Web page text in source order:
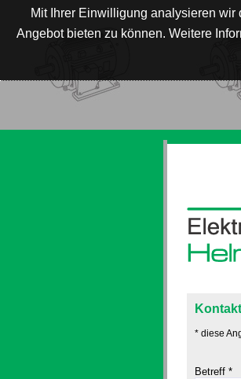
Mit Ihrer Einwilligung analysieren
Angebot bieten zu können. Weitere
Kontakt
* diese
Betreff *